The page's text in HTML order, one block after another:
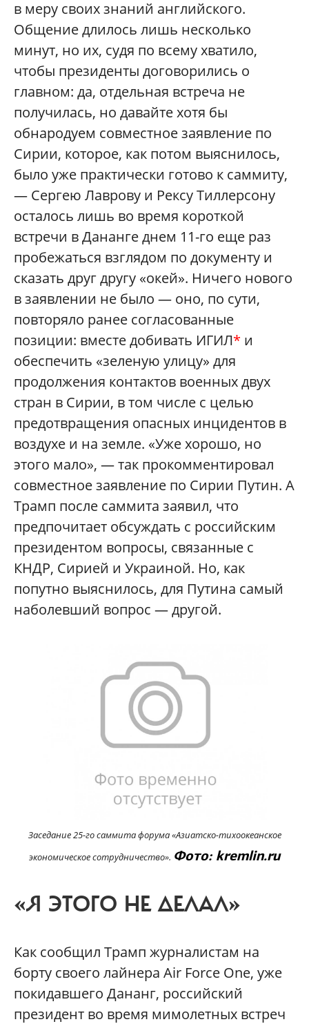
в меру своих знаний английского.
Общение длилось лишь несколько
минут, но их, судя по всему хватило,
чтобы президенты договорились о
главном: да, отдельная встреча не
получилась, но давайте хотя бы
обнародуем совместное заявление по
Сирии, которое, как потом выяснилось,
было уже практически готово к саммиту,
— Сергею Лаврову и Рексу Тиллерсону
осталось лишь во время короткой
встречи в Дананге днем 11-го еще раз
пробежаться взглядом по документу и
сказать друг другу «окей». Ничего нового
в заявлении не было — оно, по сути,
повторяло ранее согласованные
позиции: вместе добивать ИГИЛ* и
обеспечить «зеленую улицу» для
продолжения контактов военных двух
стран в Сирии, в том числе с целью
предотвращения опасных инцидентов в
воздухе и на земле. «Уже хорошо, но
этого мало», — так прокомментировал
совместное заявление по Сирии Путин. А
Трамп после саммита заявил, что
предпочитает обсуждать с российским
президентом вопросы, связанные с
КНДР, Сирией и Украиной. Но, как
попутно выяснилось, для Путина самый
наболевший вопрос — другой.
Заседание 25-го саммита форума «Азиатско-тихоокеанское
экономическое сотрудничество». Фото: kremlin.ru
«Я ЭТОГО НЕ ДЕЛАЛ»
Как сообщил Трамп журналистам на
борту своего лайнера Air Force One, уже
покидавшего Дананг, российский
президент во время мимолетных встреч